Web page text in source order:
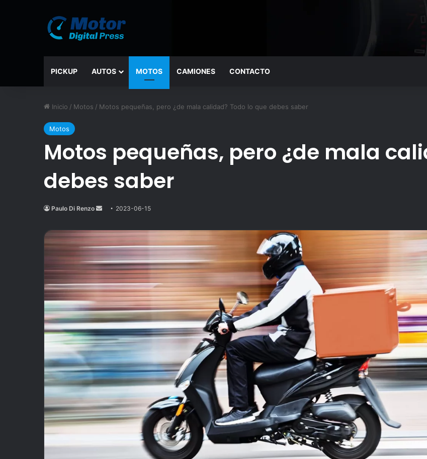
PICKUP AUTOS MOTOS CAMIONES CONTACTO
Inicio / Motos / Motos pequeñas, pero ¿de mala calidad? Todo lo que debes saber
Motos
Motos pequeñas, pero ¿de mala
debes saber
Paulo Di Renzo
Send
email
2023-06-15